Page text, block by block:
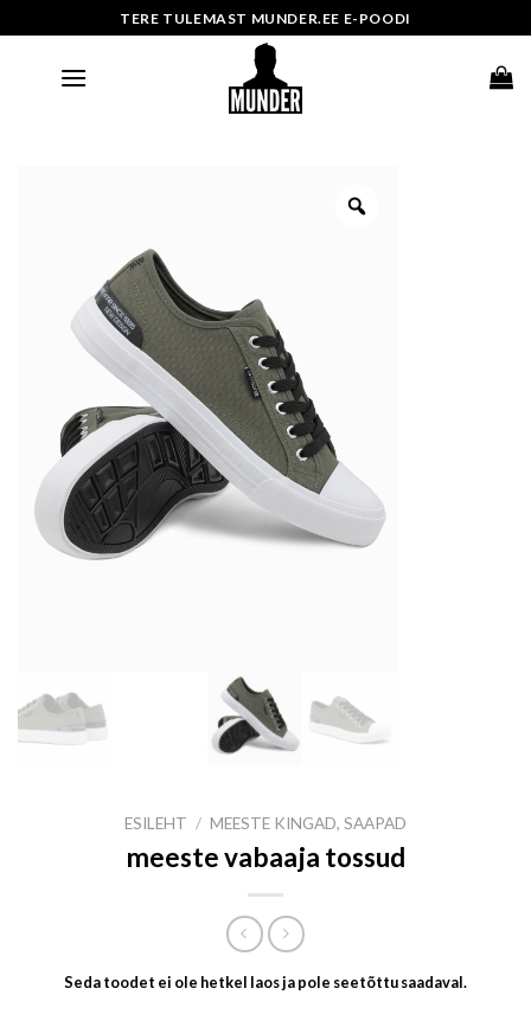
to
TERE TULEMAST MUNDER.EE E-POODI
ESILEHT / MEESTE KINGAD, SAAPAD
meeste vabaaja tossud
Seda toodet ei ole hetkel laos ja pole seetõttu saadaval.